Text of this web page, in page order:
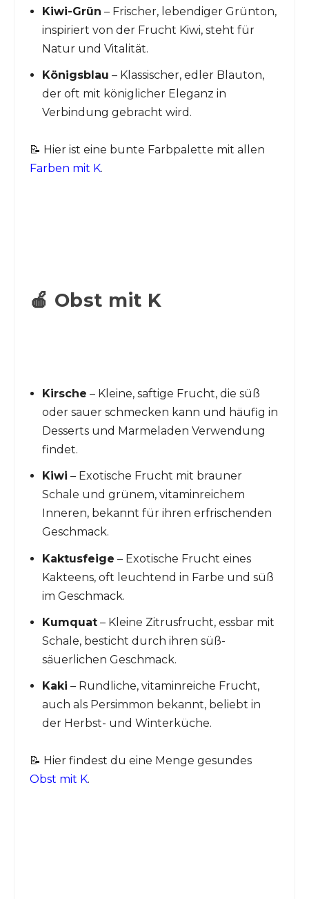
Kiwi-Grün – Frischer, lebendiger Grünton,
inspiriert von der Frucht Kiwi, steht für
Natur und Vitalität.
Königsblau – Klassischer, edler Blauton,
der oft mit königlicher Eleganz in
Verbindung gebracht wird.
📝 Hier ist eine bunte Farbpalette mit allen
Farben mit K.
🍎 Obst mit K
Kirsche – Kleine, saftige Frucht, die süß
oder sauer schmecken kann und häufig in
Desserts und Marmeladen Verwendung
findet.
Kiwi – Exotische Frucht mit brauner
Schale und grünem, vitaminreichem
Inneren, bekannt für ihren erfrischenden
Geschmack.
Kaktusfeige – Exotische Frucht eines
Kakteens, oft leuchtend in Farbe und süß
im Geschmack.
Kumquat– Kleine Zitrusfrucht, essbar mit
Schale, besticht durch ihren süß-
säuerlichen Geschmack.
Kaki – Rundliche, vitaminreiche Frucht,
auch als Persimmon bekannt, beliebt in
der Herbst- und Winterküche.
📝 Hier findest du eine Menge gesundes
Obst mit K.